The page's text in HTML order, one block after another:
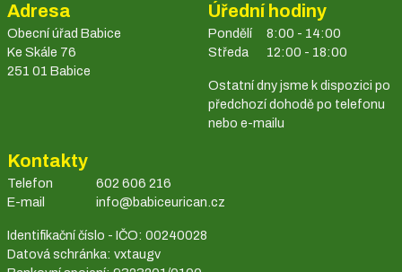
Adresa
Obecní úřad Babice
Ke Skále 76
251 01 Babice
Úřední hodiny
Pondělí
Středa
8:00 - 14:00
12:00 - 18:00
Ostatní dny jsme k dispozici po
předchozí dohodě po telefonu
nebo e-mailu
Kontakty
Telefon
E-mail
602 606 216
info@babiceurican.cz
Identifikační číslo - IČO: 00240028
Datová schránka: vxtaugv